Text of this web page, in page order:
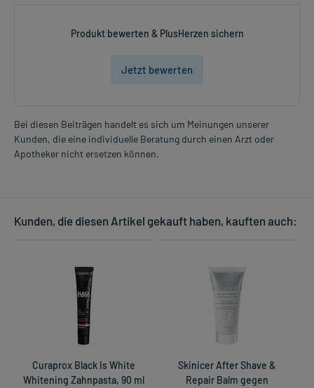
Produkt bewerten & PlusHerzen sichern
Jetzt bewerten
Bei diesen Beiträgen handelt es sich um Meinungen unserer
Kunden, die eine individuelle Beratung durch einen Arzt oder
Apotheker nicht ersetzen können.
Kunden, die diesen Artikel gekauft haben, kauften auch:
Curaprox Black Is White
Whitening Zahnpasta, 90 ml
Skinicer After Shave &
Repair Balm gegen